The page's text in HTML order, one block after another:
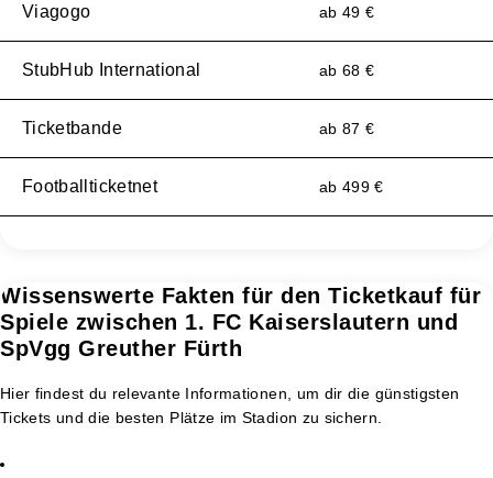
Viagogo ab 49 €
StubHub International ab 68 €
Ticketbande ab 87 €
Footballticketnet ab 499 €
Wissenswerte Fakten für den Ticketkauf für
Spiele zwischen 1. FC Kaiserslautern und
SpVgg Greuther Fürth
Hier findest du relevante Informationen, um dir die günstigsten
Tickets und die besten Plätze im Stadion zu sichern.